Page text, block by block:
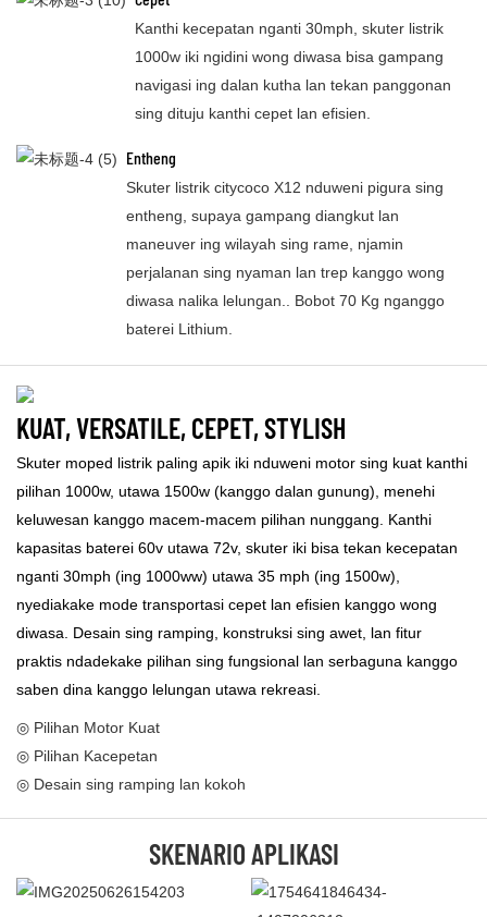
Kanthi kecepatan nganti 30mph, skuter listrik
1000w iki ngidini wong diwasa bisa gampang
navigasi ing dalan kutha lan tekan panggonan
sing dituju kanthi cepet lan efisien.
Entheng
Skuter listrik citycoco X12 nduweni pigura sing
entheng, supaya gampang diangkut lan
maneuver ing wilayah sing rame, njamin
perjalanan sing nyaman lan trep kanggo wong
diwasa nalika lelungan.. Bobot 70 Kg nganggo
baterei Lithium.
KUAT, VERSATILE, CEPET, STYLISH
Skuter moped listrik paling apik iki nduweni motor sing kuat kanthi
pilihan 1000w, utawa 1500w (kanggo dalan gunung), menehi
keluwesan kanggo macem-macem pilihan nunggang. Kanthi
kapasitas baterei 60v utawa 72v, skuter iki bisa tekan kecepatan
nganti 30mph (ing 1000ww) utawa 35 mph (ing 1500w),
nyediakake mode transportasi cepet lan efisien kanggo wong
diwasa. Desain sing ramping, konstruksi sing awet, lan fitur
praktis ndadekake pilihan sing fungsional lan serbaguna kanggo
saben dina kanggo lelungan utawa rekreasi.
◎ Pilihan Motor Kuat
◎ Pilihan Kacepetan
◎ Desain sing ramping lan kokoh
SKENARIO APLIKASI